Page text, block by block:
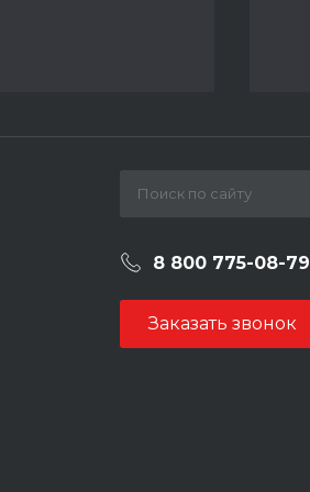
8 800 775-08-79
Заказать звонок